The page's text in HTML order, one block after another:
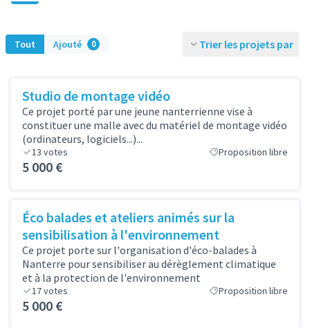
Tout Ajouté 0 Trier les projets par
Studio de montage vidéo
Ce projet porté par une jeune nanterrienne vise à
constituer une malle avec du matériel de montage vidéo
(ordinateurs, logiciels...)...
13 votes Proposition libre
5 000 €
Éco balades et ateliers animés sur la
sensibilisation à l'environnement
Ce projet porte sur l'organisation d'éco-balades à
Nanterre pour sensibiliser au dérèglement climatique
et à la protection de l'environnement
17votes Proposition libre
5 000 €